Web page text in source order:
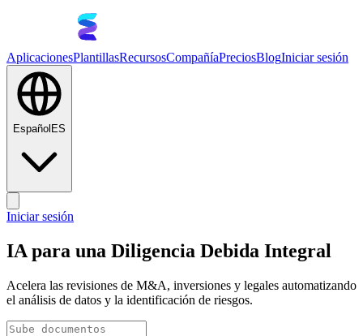
AplicacionesPlantillasRecursosCompañíaPreciosBlogIniciar sesión
Español ES
Iniciar sesión
IA para una Diligencia Debida Integral
Acelera las revisiones de M&A, inversiones y legales automatizando
el análisis de datos y la identificación de riesgos.